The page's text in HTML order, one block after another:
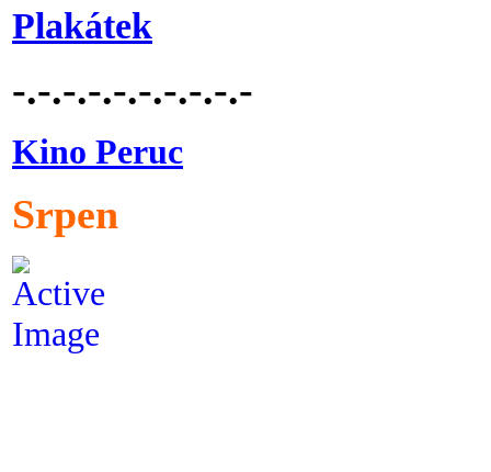
Plakátek
-.-.-.-.-.-.-.-.-.-
Kino Peruc
Srpen